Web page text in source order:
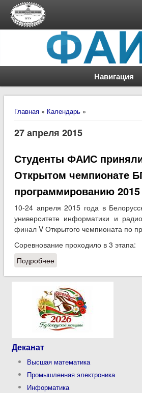
Навигация
Вы здесь
Главная» Календарь»
27 апреля 2015
Студенты ФАИС
Открытом чемпионате
программированию 2015
10-24 апреля 2015 года в
университете информатики и
финал V Открытого чемпионата по
Соревнование проходило в 3 этапа:
Подробнеео Студенты ФАИС
чемпионате БГУИР по
Деканат
Высшая математика
Промышленная электроника
Информатика